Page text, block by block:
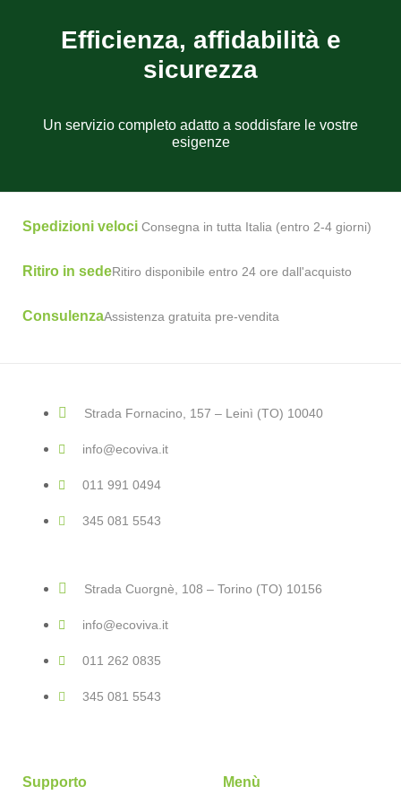
Efficienza, affidabilità e
sicurezza
Un servizio completo adatto a soddisfare le vostre
esigenze
Spedizioni veloci Consegna in tutta Italia (entro 2-4 giorni)
Ritiro in sedeRitiro disponibile entro 24 ore dall'acquisto
ConsulenzaAssistenza gratuita pre-vendita
Strada Fornacino, 157 – Leinì (TO) 10040
info@ecoviva.it
011 991 0494
345 081 5543
Strada Cuorgnè, 108 – Torino (TO) 10156
info@ecoviva.it
011 262 0835
345 081 5543
Supporto Menù